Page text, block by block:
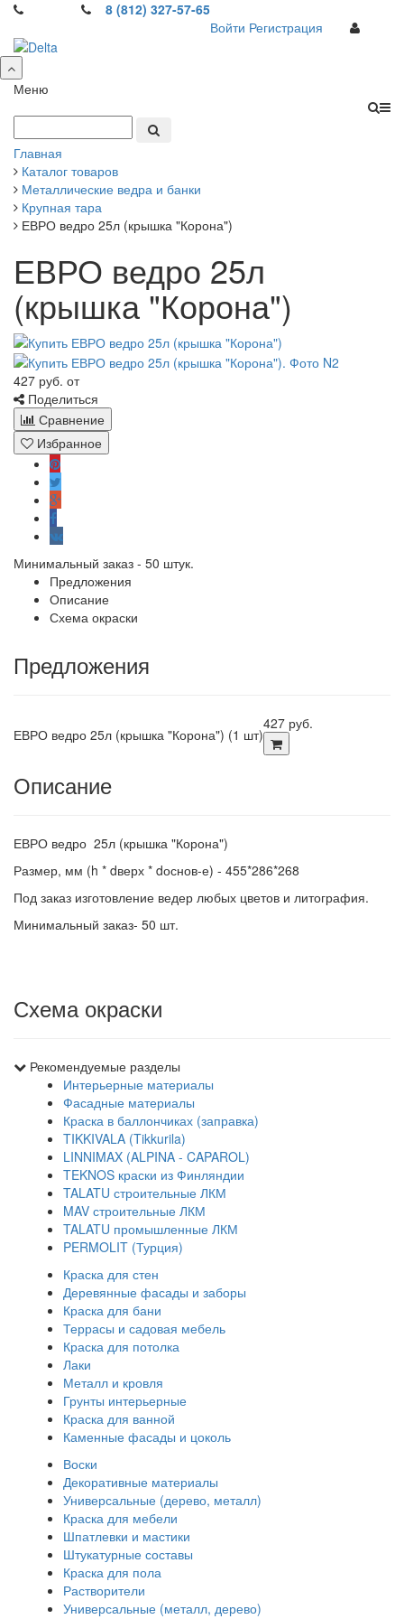
8 (812) 327-57-65
Войти Регистрация
Меню
Главная
Каталог товаров
Металлические ведра и банки
Крупная тара
ЕВРО ведро 25л (крышка "Корона")
ЕВРО ведро 25л
(крышка "Корона")
427 руб. от
Поделиться
Сравнение
Избранное
Минимальный заказ - 50 штук.
Предложения
Описание
Схема окраски
Предложения
ЕВРО ведро 25л (крышка "Корона") (1 шт)
427 руб.
Описание
ЕВРО ведро 25л (крышка "Корона")
Размер, мм (h * dверх * dоснов-е) - 455*286*268
Под заказ изготовление ведер любых цветов и литография.
Минимальный заказ- 50 шт.
Схема окраски
Рекомендуемые разделы
Интерьерные материалы
Фасадные материалы
Краска в баллончиках (заправка)
TIKKIVALA (Tikkurila)
LINNIMAX (ALPINA - CAPAROL)
TEKNOS краски из Финляндии
TALATU строительные ЛКМ
MAV строительные ЛКМ
TALATU промышленные ЛКМ
PERMOLIT (Турция)
Краска для стен
Деревянные фасады и заборы
Краска для бани
Террасы и садовая мебель
Краска для потолка
Лаки
Металл и кровля
Грунты интерьерные
Краска для ванной
Каменные фасады и цоколь
Воски
Декоративные материалы
Универсальные (дерево, металл)
Краска для мебели
Шпатлевки и мастики
Штукатурные составы
Краска для пола
Растворители
Универсальные (металл, дерево)